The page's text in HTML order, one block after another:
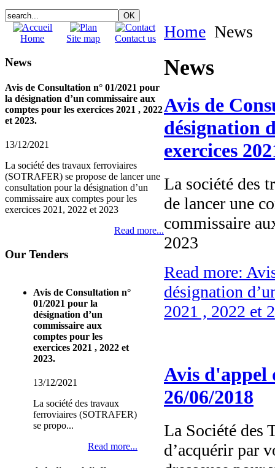
Home Site map Contact us
News
Avis de Consultation n° 01/2021 pour
la désignation d’un commissaire aux
comptes pour les exercices 2021 , 2022
et 2023.
13/12/2021
La société des travaux ferroviaires
(SOTRAFER) se propose de lancer une
consultation pour la désignation d’un
commissaire aux comptes pour les
exercices 2021, 2022 et 2023
Read more...
Our Tenders
Avis de Consultation n°
01/2021 pour la
désignation d’un
commissaire aux
comptes pour les
exercices 2021 , 2022 et
2023.
13/12/2021
La société des travaux
ferroviaires (SOTRAFER)
se propo...
Read more...
Home News
News
Avis de
désignation
exercices
La société des
de lancer une
commissaire
2023
Read more:
désignation
2021 , 2022 et
Avis d'appel
26/06/2018
La Société des
d’acquérir par